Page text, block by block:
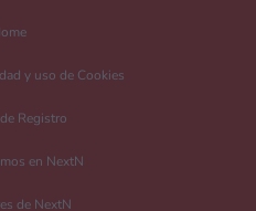
comentarios a esta entrada.
y uso de Cookies
Registro
en NextN
de NextN